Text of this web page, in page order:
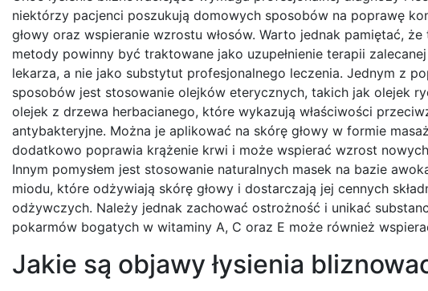
niektórzy pacjenci poszukują domowych sposobów na poprawę
głowy oraz wspieranie wzrostu włosów. Warto jednak pamiętać, że
metody powinny być traktowane jako uzupełnienie terapii
lekarza, a nie jako substytut profesjonalnego leczenia. Jednym z
sposobów jest stosowanie olejków eterycznych, takich jak olejek
olejek z drzewa herbacianego, które wykazują właściwości
antybakteryjne. Można je aplikować na skórę głowy w formie
dodatkowo poprawia krążenie krwi i może wspierać wzrost nowych
Innym pomysłem jest stosowanie naturalnych masek na bazie
miodu, które odżywiają skórę głowy i dostarczają jej cennych
odżywczych. Należy jednak zachować ostrożność i unikać
pokarmów bogatych w witaminy A, C oraz E może również
Jakie są objawy łysienia